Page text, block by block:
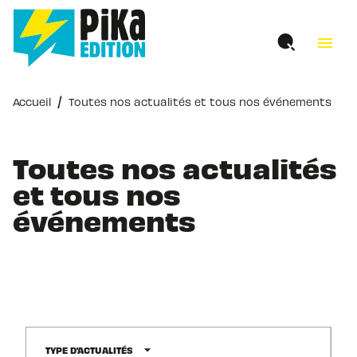
MENU RECHERCHE
PIED DE PAGE
menu
Accueil / Toutes nos actualités et tous nos événements
Toutes nos actualités
et tous nos
événements
TYPE D'ACTUALITÉS arrow_drop_down